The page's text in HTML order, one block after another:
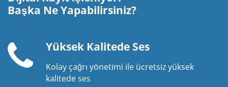
Başka Ne Yapabilirsiniz?
Telefon
Yüksek Kalitede Ses
Kolay çağrı yönetimi ile ücretsiz yüksek
kalitede ses